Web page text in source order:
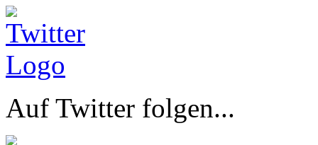
Auf Twitter folgen...